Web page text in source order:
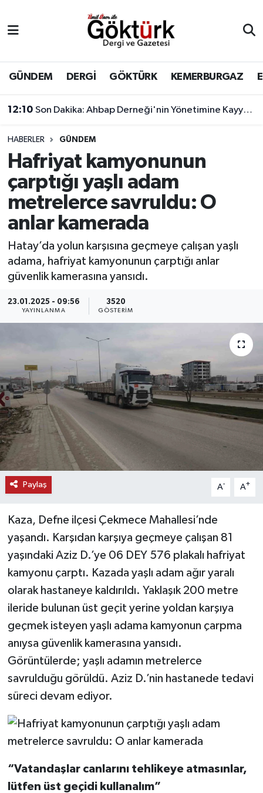
GÜNDEM DERGİ GÖKTÜRK KEMERBURGAZ
12:10 Son Dakika: Ahbap Derneği'nin Yönetimine Kayyum Atandı
HABERLER GÜNDEM
Hafriyat kamyonunun
çarptığı yaşlı adam
metrelerce savruldu: O
anlar kamerada
Hatay’da yolun karşısına geçmeye çalışan yaşlı
adama, hafriyat kamyonunun çarptığı anlar
güvenlik kamerasına yansıdı.
23.01.2025 - 09:56
YAYINLANMA
3520
GÖSTERIM
Paylaş A- A+
Kaza, Defne ilçesi Çekmece Mahallesi’nde
yaşandı. Karşıdan karşıya geçmeye çalışan 81
yaşındaki Aziz D.’ye 06 DEY 576 plakalı hafriyat
kamyonu çarptı. Kazada yaşlı adam ağır yaralı
olarak hastaneye kaldırıldı. Yaklaşık 200 metre
ileride bulunan üst geçit yerine yoldan karşıya
geçmek isteyen yaşlı adama kamyonun çarpma
anıysa güvenlik kamerasına yansıdı.
Görüntülerde; yaşlı adamın metrelerce
savrulduğu görüldü. Aziz D.’nin hastanede tedavi
süreci devam ediyor.
“Vatandaşlar canlarını tehlikeye atmasınlar,
lütfen üst geçidi kullanalım”
BİLİM
DERGİ
DÜNYA
EĞİTİM
EKONOMİ
GÖKTÜRK
GÜNDEM
KÜLTÜR - SANAT
ÖZEL HABER
SAĞLIK
SPOR
TEKNOLOJİ
TİCARET
YAŞAM
Eyüpsultan Hava Durumu
Eyüpsultan Trafik Yoğunluk Haritası
Süper Lig Puan Durumu ve Fikstür
Tüm Manşetler
Son Dakika Haberleri
Haber Arşivi